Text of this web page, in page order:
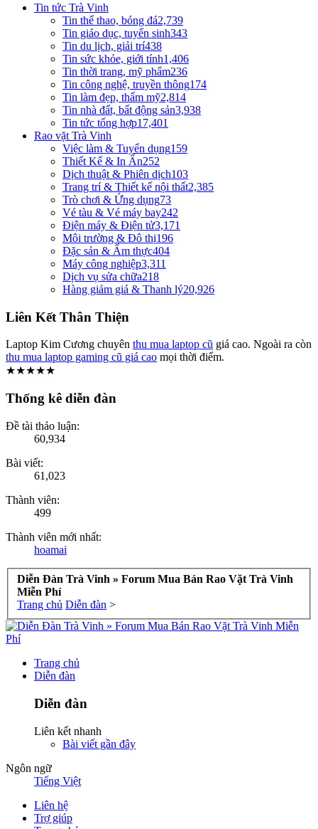
Tin tức Trà Vinh
Tin thể thao, bóng đá2,739
Tin giáo dục, tuyển sinh343
Tin du lịch, giải trí438
Tin sức khỏe, giới tính1,406
Tin thời trang, mỹ phẩm236
Tin công nghệ, truyền thông174
Tin làm đẹp, thẩm mỹ2,814
Tin nhà đất, bất động sản3,938
Tin tức tổng hợp17,401
Rao vặt Trà Vinh
Việc làm & Tuyển dụng159
Thiết Kế & In Ấn252
Dịch thuật & Phiên dịch103
Trang trí & Thiết kế nội thất2,385
Trò chơi & Ứng dụng73
Vé tàu & Vé máy bay242
Điện máy & Điện tử3,171
Môi trường & Đô thị196
Đặc sản & Ẩm thực404
Máy công nghiệp3,311
Dịch vụ sửa chữa218
Hàng giảm giá & Thanh lý20,926
Liên Kết Thân Thiện
Laptop Kim Cương chuyên thu mua laptop cũ giá cao. Ngoài ra còn
thu mua laptop gaming cũ giá cao mọi thời điểm.
★★★★★
Thống kê diễn đàn
Đề tài thảo luận:
60,934
Bài viết:
61,023
Thành viên:
499
Thành viên mới nhất:
hoamai
Diễn Đàn Trà Vinh » Forum Mua Bán Rao Vặt Trà Vinh
Miễn Phí
Trang chủ Diễn đàn >
Trang chủ
Diễn đàn
Diễn đàn
Liên kết nhanh
Bài viết gần đây
Ngôn ngữ
Tiếng Việt
Liên hệ
Trợ giúp